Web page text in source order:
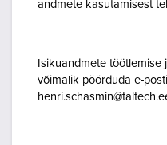
andmete kasutamisest
Isikuandmete
võimalik pöörduda e-